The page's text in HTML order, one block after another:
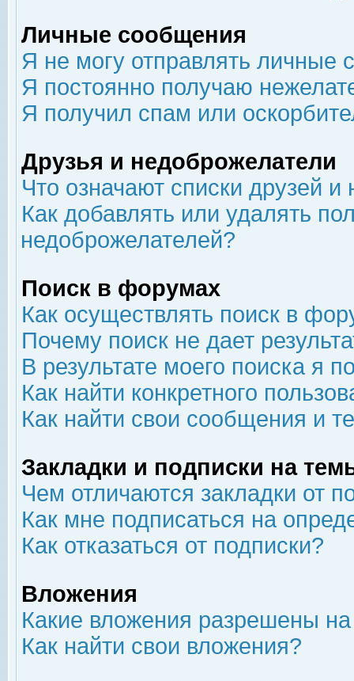
Личные сообщения
Я не могу отправлять личные
Я постоянно получаю
Я получил спам или
Друзья и недоброжелатели
Что означают списки друзей
Как добавлять или удалять
недоброжелателей?
Поиск в форумах
Как осуществлять поиск в
Почему поиск не дает
В результате моего поиска я
Как найти конкретного
Как найти свои сообщения и
Закладки и подписки на
Чем отличаются закладки от
Как мне подписаться на
Как отказаться от подписки?
Вложения
Какие вложения разрешены
Как найти свои вложения?